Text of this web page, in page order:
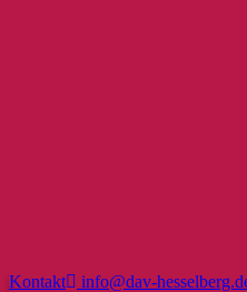
Kontakt info@dav-